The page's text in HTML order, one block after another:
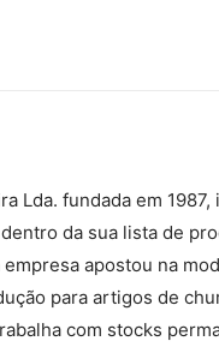
Lda. fundada em
da sua lista de
empresa apostou na
para artigos de
com stocks